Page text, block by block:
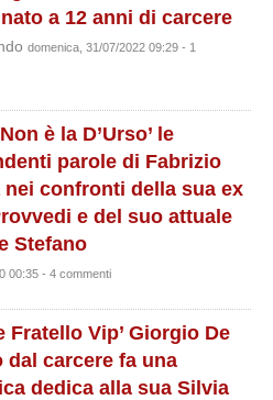
a 12 anni di carcere
domenica, 31/07/2022 09:29 - 1
è la D’Urso’ le
parole di Fabrizio
nei confronti della sua ex
e del suo attuale
Stefano
00:35 - 4 commenti
Fratello Vip’ Giorgio De
dal carcere fa una
dedica alla sua Silvia